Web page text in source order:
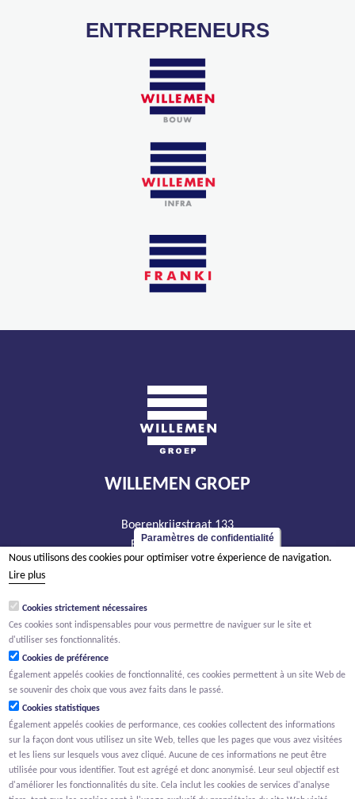
ENTREPRENEURS
WILLEMEN GROEP
Boerenkrijgstraat 133
BE - 2800 Malines
tél +32 15 569 965
TVA BE 0466.256.432
RPM Anvers, département Malines
Paramètres de confidentialité
Nous utilisons des cookies pour optimiser votre éxperience de navigation.
Lire plus
Cookies strictement nécessaires
Ces cookies sont indispensables pour vous permettre de naviguer sur le site et
d'utiliser ses fonctionnalités.
Cookies de préférence
Également appelés cookies de fonctionnalité, ces cookies permettent à un site Web de
se souvenir des choix que vous avez faits dans le passé.
Cookies statistiques
Également appelés cookies de performance, ces cookies collectent des informations
sur la façon dont vous utilisez un site Web, telles que les pages que vous avez visitées
et les liens sur lesquels vous avez cliqué. Aucune de ces informations ne peut être
utilisée pour vous identifier. Tout est agrégé et donc anonymisé. Leur seul objectif est
d'améliorer les fonctionnalités du site. Cela inclut les cookies de services d'analyse